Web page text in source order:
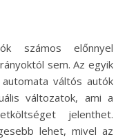
számos előnnyel
sem. Az egyik
váltós autók
változatok, ami a
jelenthet.
lehet, mivel az